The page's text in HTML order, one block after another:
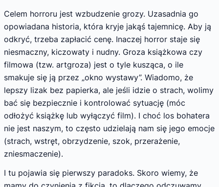
Celem horroru jest wzbudzenie grozy. Uzasadnia go
opowiadana historia, która kryje jakąś tajemnicę. Aby ją
odkryć, trzeba zapłacić cenę. Inaczej horror staje się
niesmaczny, kiczowaty i nudny. Groza książkowa czy
filmowa (tzw. artgroza) jest o tyle kusząca, o ile
smakuje się ją przez „okno wystawy”. Wiadomo, że
lepszy lizak bez papierka, ale jeśli idzie o strach, wolimy
bać się bezpiecznie i kontrolować sytuację (móc
odłożyć książkę lub wyłączyć film). I choć los bohatera
nie jest naszym, to często udzielają nam się jego emocje
(strach, wstręt, obrzydzenie, szok, przerażenie,
zniesmaczenie).
I tu pojawia się pierwszy paradoks. Skoro wiemy, że